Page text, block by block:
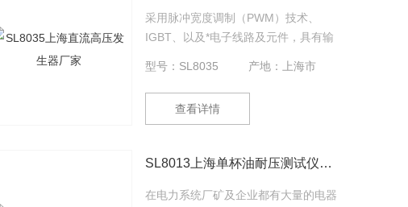
采用脉冲宽度调制（PWM）技术、
IGBT、以及*电子线路及元件，具有输
击穿、过压等保护措施，无论过流、击
穿、过压保护电路都能迅速动作，有效
保障设备及人员安全。其输出采用液晶
的“0.75U”液晶显示器可直接显示并锁存
0.75U1mA现场试验不需人工计算。
型号：SL8035 产地：上海市
查看详情
SL8013上海单杯油耐压测试仪厂家
在电力系统厂矿及企业都有大量的电器